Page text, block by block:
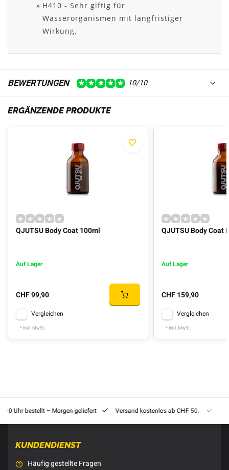
H410 - Sehr giftig für
Wasserorganismen mit langfristiger
Wirkung.
BEWERTUNGEN 10/10
ERGÄNZENDE PRODUKTE
QJUTSU Body Coat 100ml
Auf Lager
CHF 99,90
Vergleichen
* Inkl. MwSt.
QJUTSU Body Coat
Auf Lager
CHF 159,90
Vergleichen
* Inkl. MwSt.
Uhr bestellt – Morgen geliefert Versand kostenlos ab CHF 50.-
KUNDENDIENST
Häufig gestellte Fragen